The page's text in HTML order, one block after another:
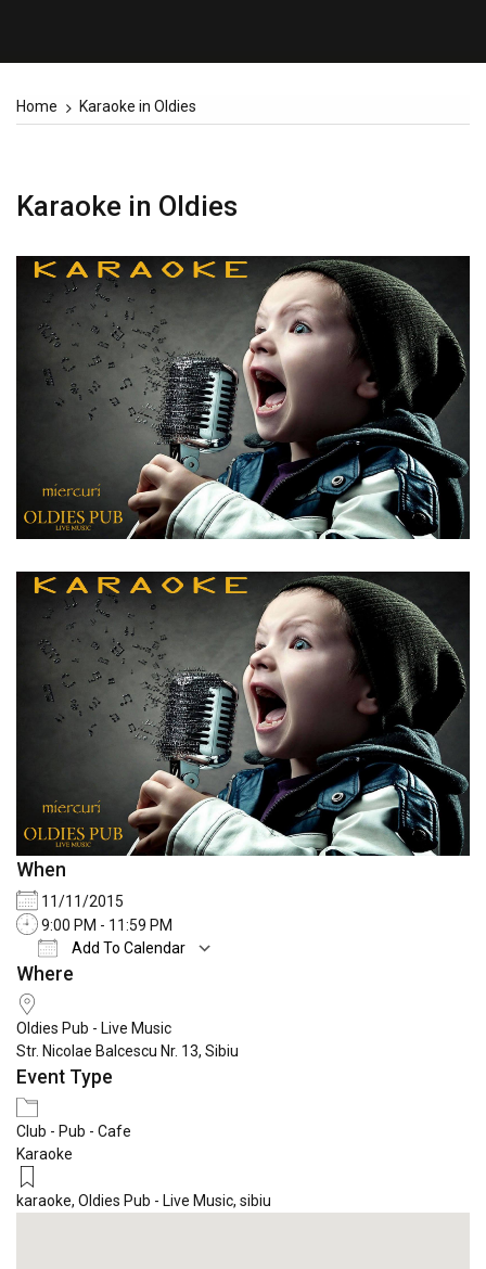
Home Karaoke in Oldies
Karaoke in Oldies
When
11/11/2015
9:00 PM - 11:59 PM
Add To Calendar
Download ICS
Where
Oldies Pub - Live Music
Str. Nicolae Balcescu Nr. 13, Sibiu
Event Type
Club - Pub - Cafe
Karaoke
karaoke, Oldies Pub - Live Music, sibiu